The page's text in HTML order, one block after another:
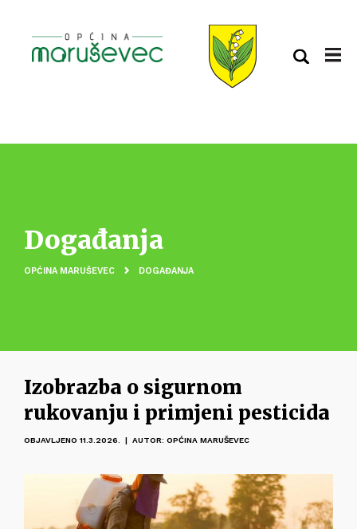
Događanja
OPĆINA MARUŠEVEC DOGAĐANJA
Izobrazba o sigurnom
rukovanju i primjeni pesticida
OBJAVLJENO 11.3.2026. | AUTOR: OPĆINA MARUŠEVEC